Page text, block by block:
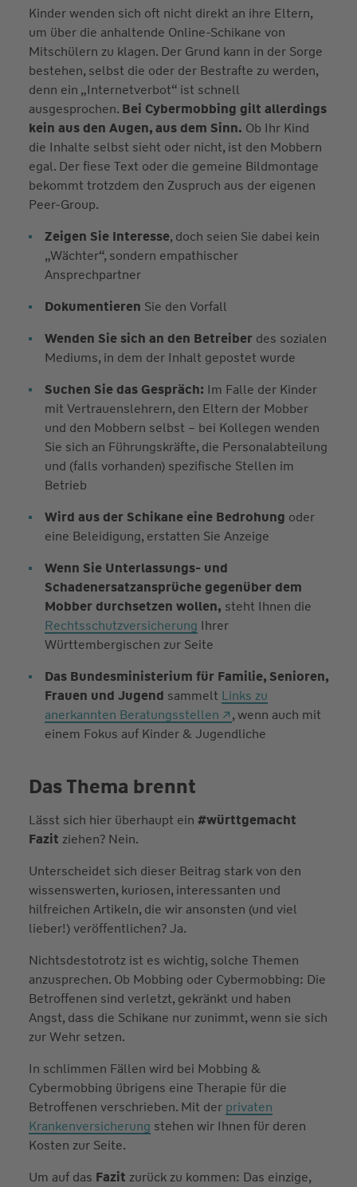
Kinder wenden sich oft nicht direkt an ihre Eltern,
um über die anhaltende Online-Schikane von
Mitschülern zu klagen. Der Grund kann in der Sorge
bestehen, selbst die oder der Bestrafte zu werden,
denn ein „Internetverbot“ ist schnell
ausgesprochen. Bei Cybermobbing gilt allerdings
kein aus den Augen, aus dem Sinn. Ob Ihr Kind
die Inhalte selbst sieht oder nicht, ist den Mobbern
egal. Der fiese Text oder die gemeine Bildmontage
bekommt trotzdem den Zuspruch aus der eigenen
Peer-Group.
Zeigen Sie Interesse, doch seien Sie dabei kein
„Wächter“, sondern empathischer
Ansprechpartner
Dokumentieren Sie den Vorfall
Wenden Sie sich an den Betreiber des sozialen
Mediums, in dem der Inhalt gepostet wurde
Suchen Sie das Gespräch: Im Falle der Kinder
mit Vertrauenslehrern, den Eltern der Mobber
und den Mobbern selbst – bei Kollegen wenden
Sie sich an Führungskräfte, die Personalabteilung
und (falls vorhanden) spezifische Stellen im
Betrieb
Wird aus der Schikane eine Bedrohung oder
eine Beleidigung, erstatten Sie Anzeige
Wenn Sie Unterlassungs- und
Schadenersatzansprüche gegenüber dem
Mobber durchsetzen wollen, steht Ihnen die
Rechtsschutzversicherung Ihrer
Württembergischen zur Seite
Das Bundesministerium für Familie, Senioren,
Frauen und Jugend sammelt Links zu
anerkannten Beratungsstellen
, wenn auch mit
einem Fokus auf Kinder & Jugendliche
Das Thema brennt
Lässt sich hier überhaupt ein #württgemacht
Fazit ziehen? Nein.
Unterscheidet sich dieser Beitrag stark von den
wissenswerten, kuriosen, interessanten und
hilfreichen Artikeln, die wir ansonsten (und viel
lieber!) veröffentlichen? Ja.
Nichtsdestotrotz ist es wichtig, solche Themen
anzusprechen. Ob Mobbing oder Cybermobbing: Die
Betroffenen sind verletzt, gekränkt und haben
Angst, dass die Schikane nur zunimmt, wenn sie sich
zur Wehr setzen.
In schlimmen Fällen wird bei Mobbing &
Cybermobbing übrigens eine Therapie für die
Betroffenen verschrieben. Mit der privaten
Krankenversicherung stehen wir Ihnen für deren
Kosten zur Seite.
Um auf das Fazit zurück zu kommen: Das einzige,